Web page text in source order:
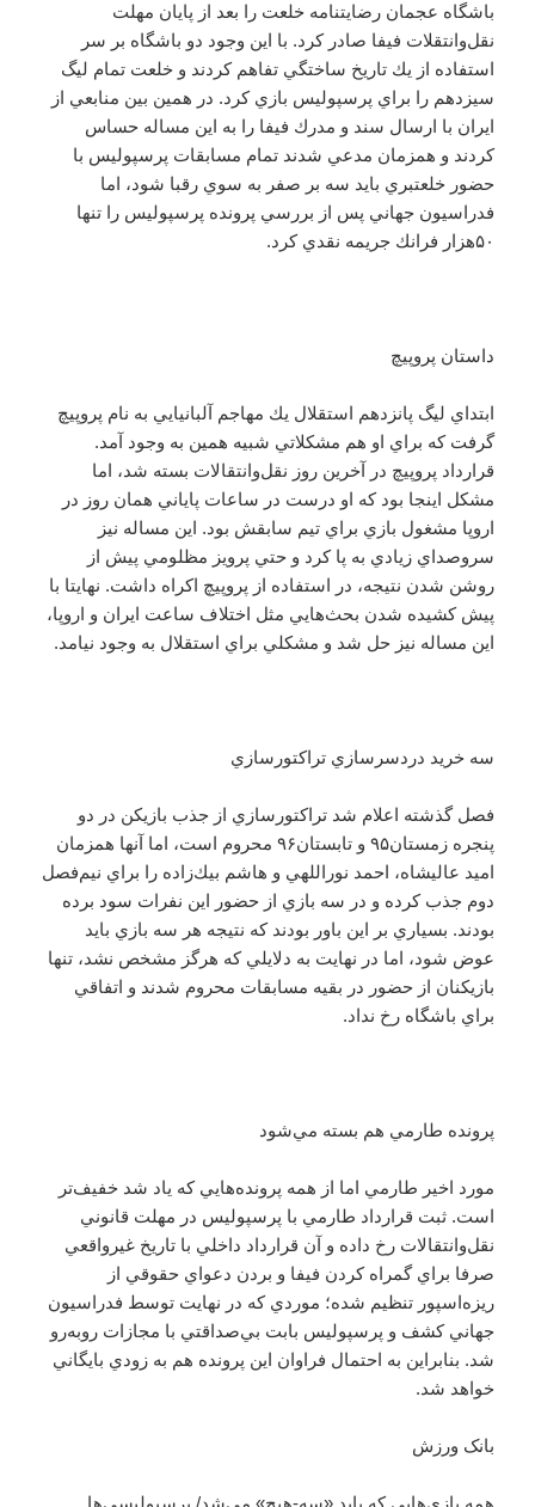
باشگاه عجمان رضايتنامه خلعت را بعد از پايان مهلت
نقل‌وانتقلات فيفا صادر كرد. با اين وجود دو باشگاه بر سر
استفاده از يك تاريخ ساختگي تفاهم كردند و خلعت تمام ليگ
سيزدهم را براي پرسپوليس بازي كرد. در همين بين منابعي از
ايران با ارسال سند و مدرك فيفا را به اين مساله حساس
كردند و همزمان مدعي شدند تمام مسابقات پرسپوليس با
حضور خلعتبري بايد سه بر صفر به سوي رقبا شود، اما
فدراسيون جهاني پس از بررسي پرونده پرسپوليس را تنها
۵۰هزار فرانك جريمه نقدي كرد.
داستان پروپيچ
ابتداي ليگ پانزدهم استقلال يك مهاجم آلبانيايي به نام پروپيچ
گرفت كه براي او هم مشكلاتي شبيه همين به وجود آمد.
قرارداد پروپيچ در آخرين روز نقل‌وانتقالات بسته شد، اما
مشكل اينجا بود كه او درست در ساعات پاياني همان روز در
اروپا مشغول بازي براي تيم سابقش بود. اين مساله نيز
سروصداي زيادي به پا كرد و حتي پرويز مظلومي پيش از
روشن شدن نتيجه، در استفاده از پروپيچ اكراه داشت. نهايتا با
پيش كشيده شدن بحث‌هايي مثل اختلاف ساعت ايران و اروپا،
اين مساله نيز حل شد و مشكلي براي استقلال به وجود نيامد.
سه خريد دردسرسازي تراكتورسازي
فصل گذشته اعلام شد تراكتورسازي از جذب بازيكن در دو
پنجره زمستان۹۵ و تابستان۹۶ محروم است، اما آنها همزمان
اميد عاليشاه، احمد نوراللهي و هاشم بيك‌زاده را براي نيم‌فصل
دوم جذب كرده و در سه بازي از حضور اين نفرات سود برده
بودند. بسياري بر اين باور بودند كه نتيجه هر سه بازي بايد
عوض شود، اما در نهايت به دلايلي كه هرگز مشخص نشد، تنها
بازيكنان از حضور در بقيه مسابقات محروم شدند و اتفاقي
براي باشگاه رخ نداد.
پرونده طارمي هم بسته مي‌شود
مورد اخير طارمي اما از همه پرونده‌هايي كه ياد شد خفيف‌تر
است. ثبت قرارداد طارمي با پرسپوليس در مهلت قانوني
نقل‌وانتقالات رخ داده و آن قرارداد داخلي با تاريخ غيرواقعي
صرفا براي گمراه كردن فيفا و بردن دعواي حقوقي از
ريزه‌اسپور تنظيم شده؛ موردي كه در نهايت توسط فدراسيون
جهاني كشف و پرسپوليس بابت بي‌صداقتي با مجازات روبه‌رو
شد. بنابراين به احتمال فراوان اين پرونده هم به زودي بايگاني
خواهد شد.
بانک ورزش